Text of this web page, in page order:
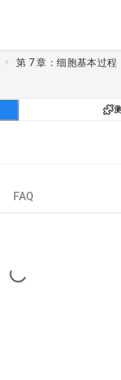
第 7 章：细胞基本过程
FAQ
Loading...